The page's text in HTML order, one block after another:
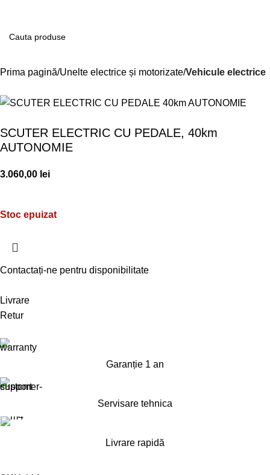
Prima pagină Unelte electrice și motorizate Vehicule electrice
SCUTER ELECTRIC CU PEDALE, 40km
AUTONOMIE
3.060,00 lei
Stoc epuizat
Contactați-ne pentru disponibilitate
Livrare
Retur
Garanție 1 an
Servisare tehnica
Livrare rapidă